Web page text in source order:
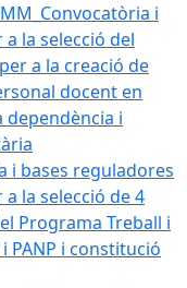
i
la selecció del
a la creació de
docent en
dependència i
i bases reguladores
la selecció de 4
Programa Treball i
PANP i constitució